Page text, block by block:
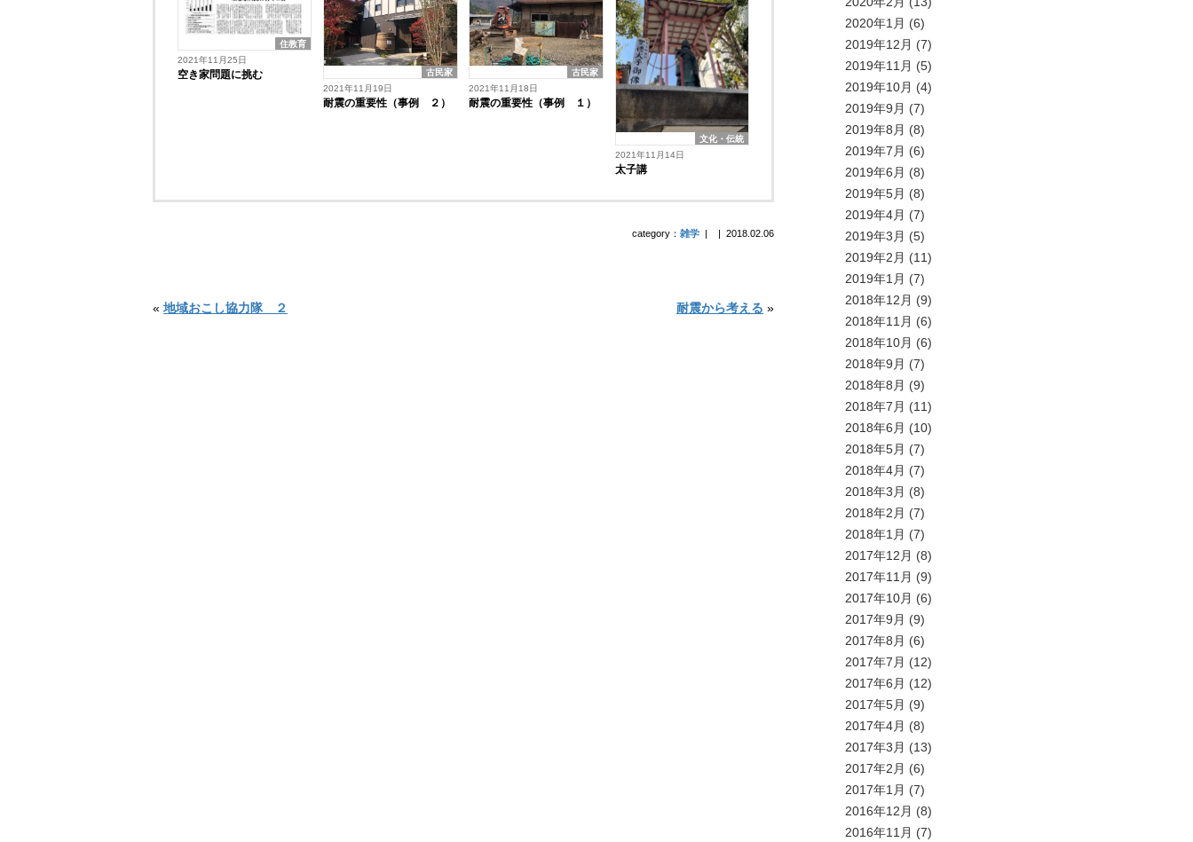
住教育
2021年11月25日
空き家問題に挑む
古民家
2021年11月19日
耐震の重要性（事例 ２）
古民家
2021年11月18日
耐震の重要性（事例 １）
文化・伝統
2021年11月14日
太子講
category： 雑学 | | 2018.02.06
« 地域おこし協力隊 ２ 耐震から考える »
2020年1月 (6)
2019年12月 (7)
2019年11月 (5)
2019年10月 (4)
2019年9月 (7)
2019年8月 (8)
2019年7月 (6)
2019年6月 (8)
2019年5月 (8)
2019年4月 (7)
2019年3月 (5)
2019年2月 (11)
2019年1月 (7)
2018年12月 (9)
2018年11月 (6)
2018年10月 (6)
2018年9月 (7)
2018年8月 (9)
2018年7月 (11)
2018年6月 (10)
2018年5月 (7)
2018年4月 (7)
2018年3月 (8)
2018年2月 (7)
2018年1月 (7)
2017年12月 (8)
2017年11月 (9)
2017年10月 (6)
2017年9月 (9)
2017年8月 (6)
2017年7月 (12)
2017年6月 (12)
2017年5月 (9)
2017年4月 (8)
2017年3月 (13)
2017年2月 (6)
2017年1月 (7)
2016年12月 (8)
2016年11月 (7)